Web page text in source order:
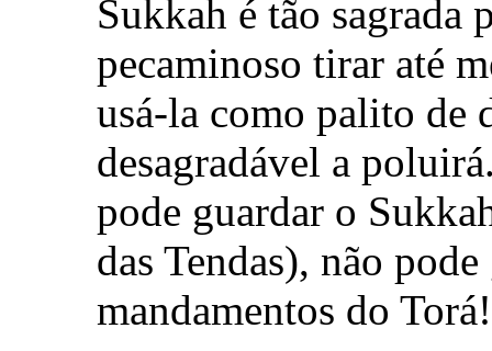
Sukkah é tão sagrada
pecaminoso tirar até
usá-la como palito de
desagradável a
pode guardar o
das Tendas), não
mandamentos do